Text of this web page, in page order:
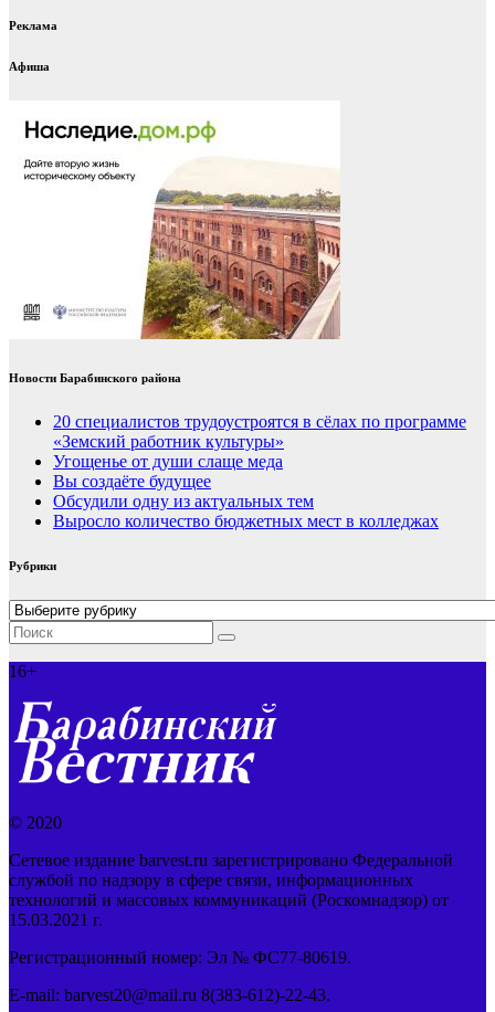
Реклама
Афиша
Новости Барабинского района
20 специалистов трудоустроятся в сёлах по программе
«Земский работник культуры»
Угощенье от души слаще меда
Вы создаёте будущее
Обсудили одну из актуальных тем
Выросло количество бюджетных мест в колледжах
Рубрики
Рубрики
16+
© 2020
Сетевое издание barvest.ru зарегистрировано Федеральной
службой по надзору в сфере связи, информационных
технологий и массовых коммуникаций (Роскомнадзор) от
15.03.2021 г.
Регистрационный номер: Эл № ФС77-80619.
E-mail: barvest20@mail.ru 8(383-612)-22-43.